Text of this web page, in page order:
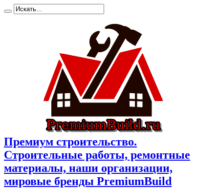
Премиум cтроительство.
Cтроительные работы, ремонтные
материалы, наши организации,
мировые бренды PremiumBuild